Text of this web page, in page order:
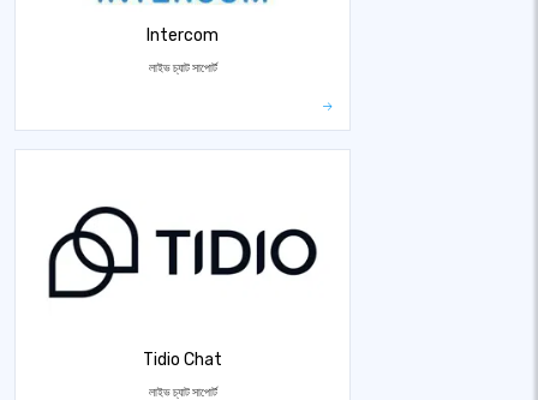
Intercom
লাইভ চ্যাট সাপোর্ট
Tidio Chat
লাইভ চ্যাট সাপোর্ট